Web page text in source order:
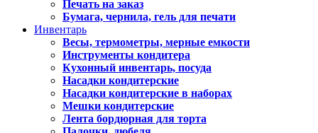
Печать на заказ
Бумага, чернила, гель для печати
Инвентарь
Весы, термометры, мерные емкости
Инструменты кондитера
Кухонный инвентарь, посуда
Насадки кондитерские
Насадки кондитерские в наборах
Мешки кондитерские
Лента бордюрная для торта